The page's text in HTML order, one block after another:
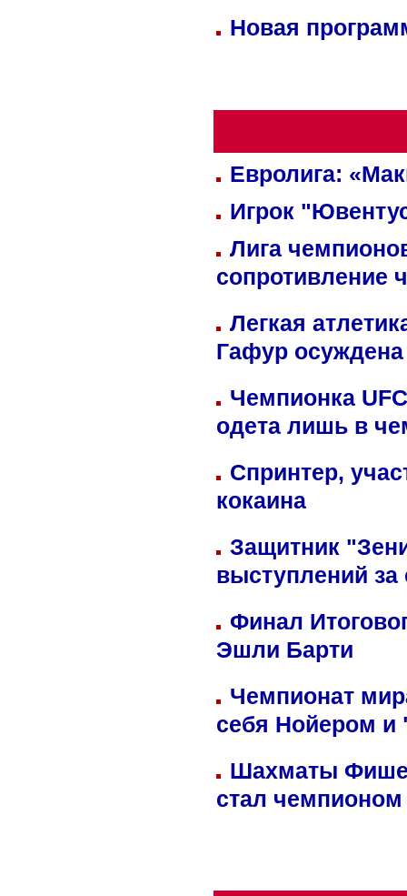
Новая
Евролига:
Игрок
Лига
сопротивление
Легкая
Гафур осуждена
Чемпионка
одета лишь в
Спринтер,
кокаина
Защитник
выступлений
Финал
Эшли Барти
Чемпионат
себя Нойером и
Шахматы
стал